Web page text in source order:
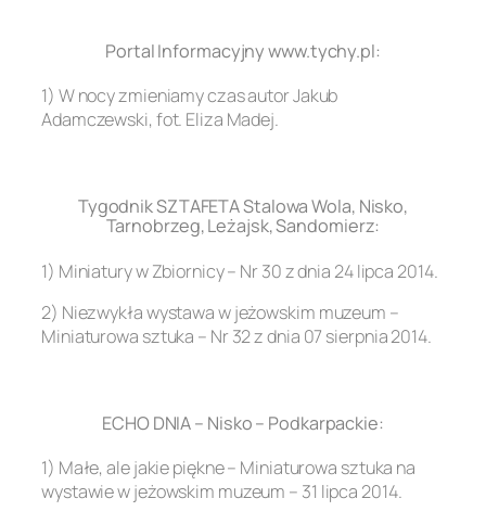
Portal Informacyjny www.tychy.pl:
1) W nocy zmieniamy czas autor Jakub
Adamczewski, fot. Eliza Madej.
Tygodnik SZTAFETA Stalowa Wola, Nisko,
Tarnobrzeg, Leżajsk, Sandomierz:
1) Miniatury w Zbiornicy – Nr 30 z dnia 24 lipca 2014.
2) Niezwykła wystawa w jeżowskim muzeum –
Miniaturowa sztuka – Nr 32 z dnia 07 sierpnia 2014.
ECHO DNIA – Nisko – Podkarpackie:
1) Małe, ale jakie piękne – Miniaturowa sztuka na
wystawie w jeżowskim muzeum – 31 lipca 2014.